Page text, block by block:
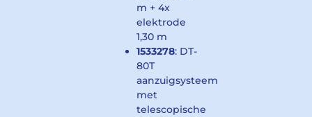
m + 4x
elektrode
1,30 m
1533278: DT-
80T
aanzuigsysteem
met
telescopische